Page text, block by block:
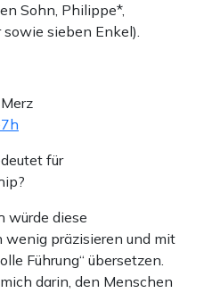
Sohn, Philippe*,
sieben Enkel).
für
würde diese
wenig präzisieren und mit
Führung“ übersetzen.
darin, den Menschen